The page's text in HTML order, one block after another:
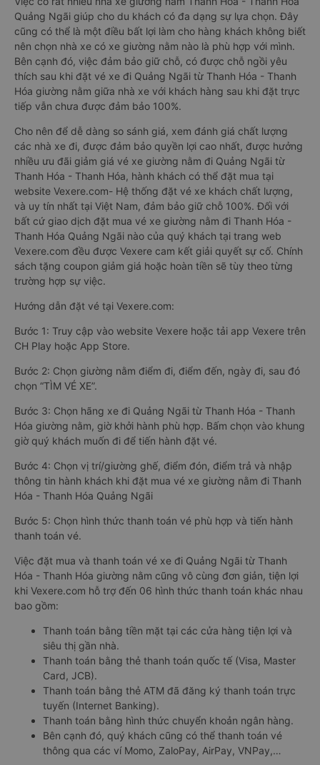
Quảng Ngãi giúp cho du khách có đa dạng sự lựa chọn. Đây
cũng có thể là một điều bất lợi làm cho hàng khách không biết
nên chọn nhà xe có xe giường nằm nào là phù hợp với mình.
Bên cạnh đó, việc đảm bảo giữ chỗ, có được chỗ ngồi yêu
thích sau khi đặt vé xe đi Quảng Ngãi từ Thanh Hóa - Thanh
Hóa giường nằm giữa nhà xe với khách hàng sau khi đặt trực
tiếp vẫn chưa được đảm bảo 100%.
Cho nên để dễ dàng so sánh giá, xem đánh giá chất lượng
các nhà xe đi, được đảm bảo quyền lợi cao nhất, được hưởng
nhiều ưu đãi giảm giá vé xe giường nằm đi Quảng Ngãi từ
Thanh Hóa - Thanh Hóa, hành khách có thể đặt mua tại
website Vexere.com- Hệ thống đặt vé xe khách chất lượng,
và uy tín nhất tại Việt Nam, đảm bảo giữ chỗ 100%. Đối với
bất cứ giao dịch đặt mua vé xe giường nằm đi Thanh Hóa -
Thanh Hóa Quảng Ngãi nào của quý khách tại trang web
Vexere.com đều được Vexere cam kết giải quyết sự cố. Chính
sách tặng coupon giảm giá hoặc hoàn tiền sẽ tùy theo từng
trường hợp sự việc.
Hướng dẫn đặt vé tại Vexere.com:
Bước 1: Truy cập vào website Vexere hoặc tải app Vexere trên
CH Play hoặc App Store.
Bước 2: Chọn giường nằm điểm đi, điểm đến, ngày đi, sau đó
chọn “TÌM VÉ XE”.
Bước 3: Chọn hãng xe đi Quảng Ngãi từ Thanh Hóa - Thanh
Hóa giường nằm, giờ khởi hành phù hợp. Bấm chọn vào khung
giờ quý khách muốn đi để tiến hành đặt vé.
Bước 4: Chọn vị trí/giường ghế, điểm đón, điểm trả và nhập
thông tin hành khách khi đặt mua vé xe giường nằm đi Thanh
Hóa - Thanh Hóa Quảng Ngãi
Bước 5: Chọn hình thức thanh toán vé phù hợp và tiến hành
thanh toán vé.
Việc đặt mua và thanh toán vé xe đi Quảng Ngãi từ Thanh
Hóa - Thanh Hóa giường nằm cũng vô cùng đơn giản, tiện lợi
khi Vexere.com hỗ trợ đến 06 hình thức thanh toán khác nhau
bao gồm:
Thanh toán bằng tiền mặt tại các cửa hàng tiện lợi và
siêu thị gần nhà.
Thanh toán bằng thẻ thanh toán quốc tế (Visa, Master
Card, JCB).
Thanh toán bằng thẻ ATM đã đăng ký thanh toán trực
tuyến (Internet Banking).
Thanh toán bằng hình thức chuyển khoản ngân hàng.
Bên cạnh đó, quý khách cũng có thể thanh toán vé
thông qua các ví Momo, ZaloPay, AirPay, VNPay,…